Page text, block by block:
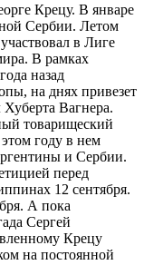
Крецу. В январе
Сербии. Летом
в Лиге
В рамках
назад
на днях привезет
Вагнера.
товарищеский
году в нем
и Сербии.
перед
12 сентября.
А пока
Сергей
Крецу
на постоянной